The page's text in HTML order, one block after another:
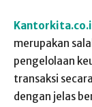
merupakan
pengelolaan
transaksi
dengan jelas